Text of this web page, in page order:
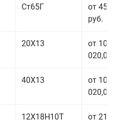
Ст65Г
от 45
руб.
20Х13
от 103
020,00
40Х13
от 103
020,00
12Х18Н10Т
от 212